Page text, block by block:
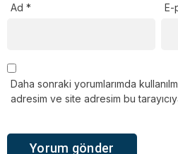
Ad *
Daha sonraki yorumlarımda
adresim ve site adresim bu